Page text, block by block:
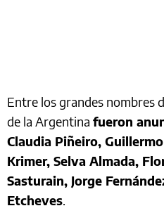
Entre los grandes nombres
de la Argentina fueron
Claudia Piñeiro,
Krimer, Selva Almada,
Sasturain, Jorge
Etcheves.